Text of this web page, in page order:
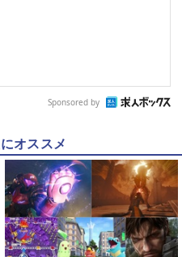
Sponsored by
オススメ